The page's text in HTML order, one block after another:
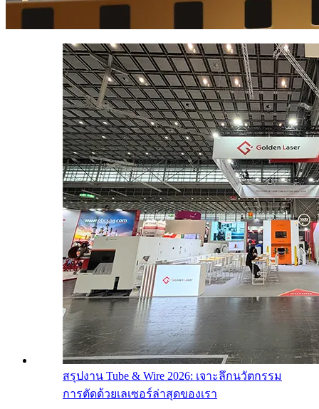
สรุปงาน Tube & Wire 2026: เจาะลึกนวัตกรรม
การตัดด้วยเลเซอร์ล่าสุดของเรา